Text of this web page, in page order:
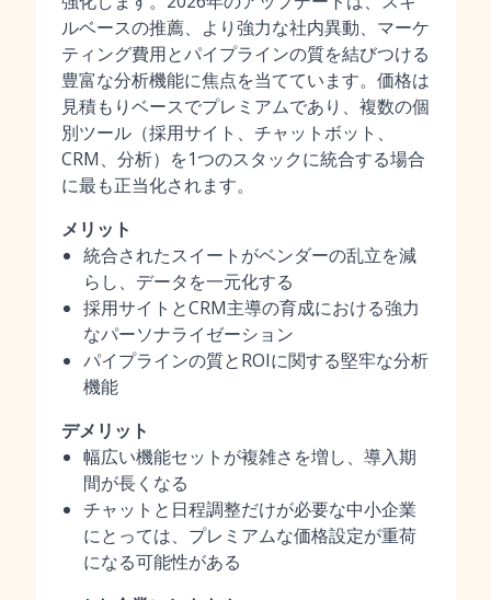
ルベースの推薦、より強力な社内異動、マーケ
ティング費用とパイプラインの質を結びつける
豊富な分析機能に焦点を当てています。価格は
見積もりベースでプレミアムであり、複数の個
別ツール（採用サイト、チャットボット、
CRM、分析）を1つのスタックに統合する場合
に最も正当化されます。
メリット
統合されたスイートがベンダーの乱立を減
らし、データを一元化する
採用サイトとCRM主導の育成における強力
なパーソナライゼーション
パイプラインの質とROIに関する堅牢な分析
機能
デメリット
幅広い機能セットが複雑さを増し、導入期
間が長くなる
チャットと日程調整だけが必要な中小企業
にとっては、プレミアムな価格設定が重荷
になる可能性がある